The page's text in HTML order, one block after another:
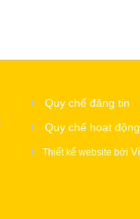
Quy chế đăng tin
Quy chế hoạt động
Thiết kế website bởi